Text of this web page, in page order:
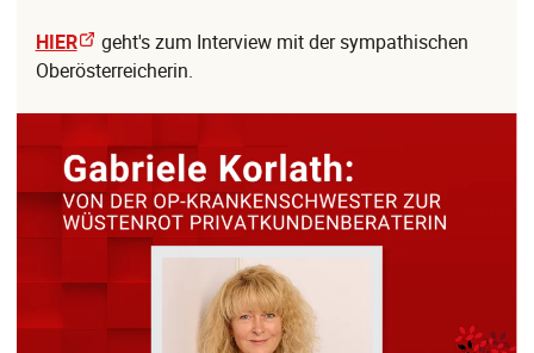
HIER
geht's zum Interview mit der sympathischen
Oberösterreicherin.